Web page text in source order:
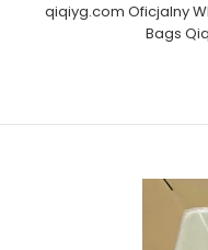
qiqiyg.com Oficjalny
Bags